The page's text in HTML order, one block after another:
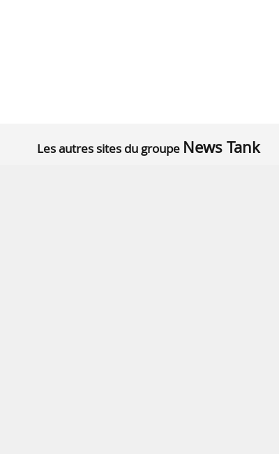
Les autres sites du groupe News Tank